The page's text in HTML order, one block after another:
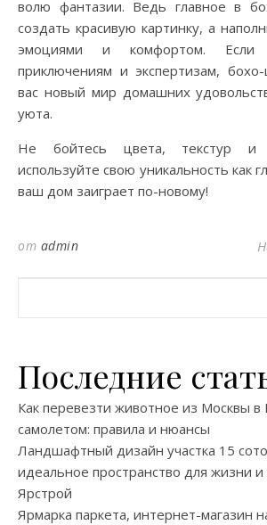
волю фантазии. Ведь главное в
создать красивую картинку, а
эмоциями и комфортом.
приключениям и экспертизам,
вас новый мир домашних
уюта.
Не бойтесь цвета, текстур и
используйте свою уникальность как
ваш дом заиграет по-новому!
от admin
Последние
Как перевезти животное из Москвы в
самолетом: правила и нюансы
Ландшафтный дизайн участка 15
идеальное пространство для жизни
Ярстрой
Ярмарка паркета, интернет-магазин